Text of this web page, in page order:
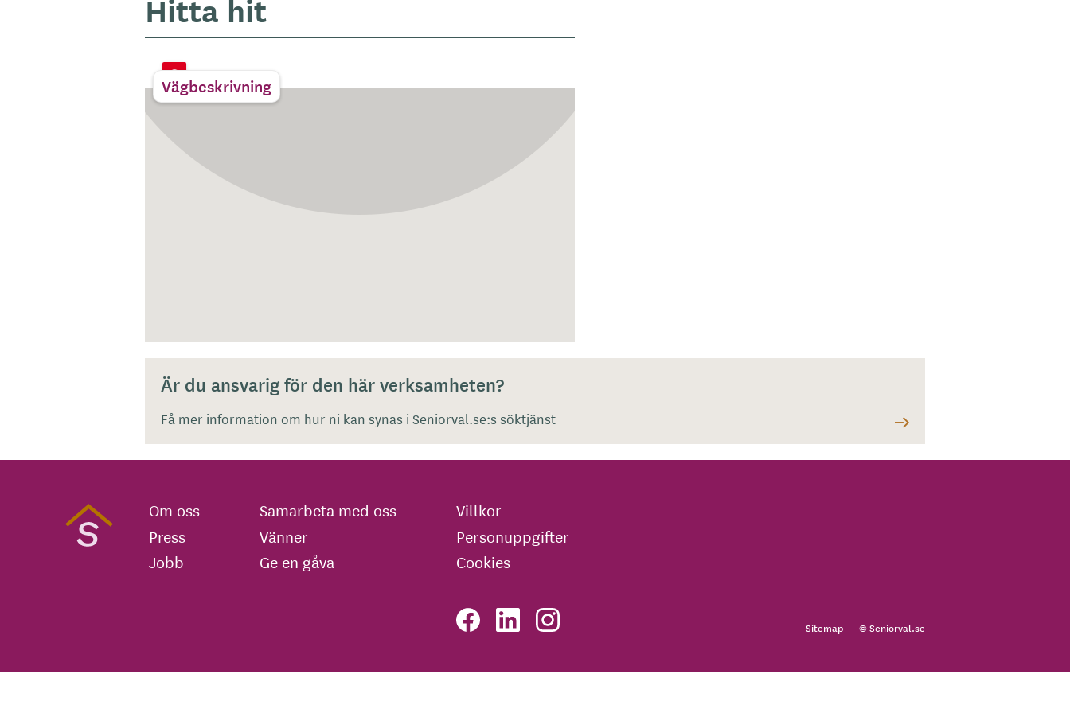
Hitta hit
Vägbeskrivning
Är du ansvarig för den här verksamheten?
Få mer information om hur ni kan synas i Seniorval.se:s söktjänst
Om oss
Press
Jobb
Samarbeta med oss
Vänner
Ge en gåva
Villkor
Personuppgifter
Cookies
Sitemap © Seniorval.se